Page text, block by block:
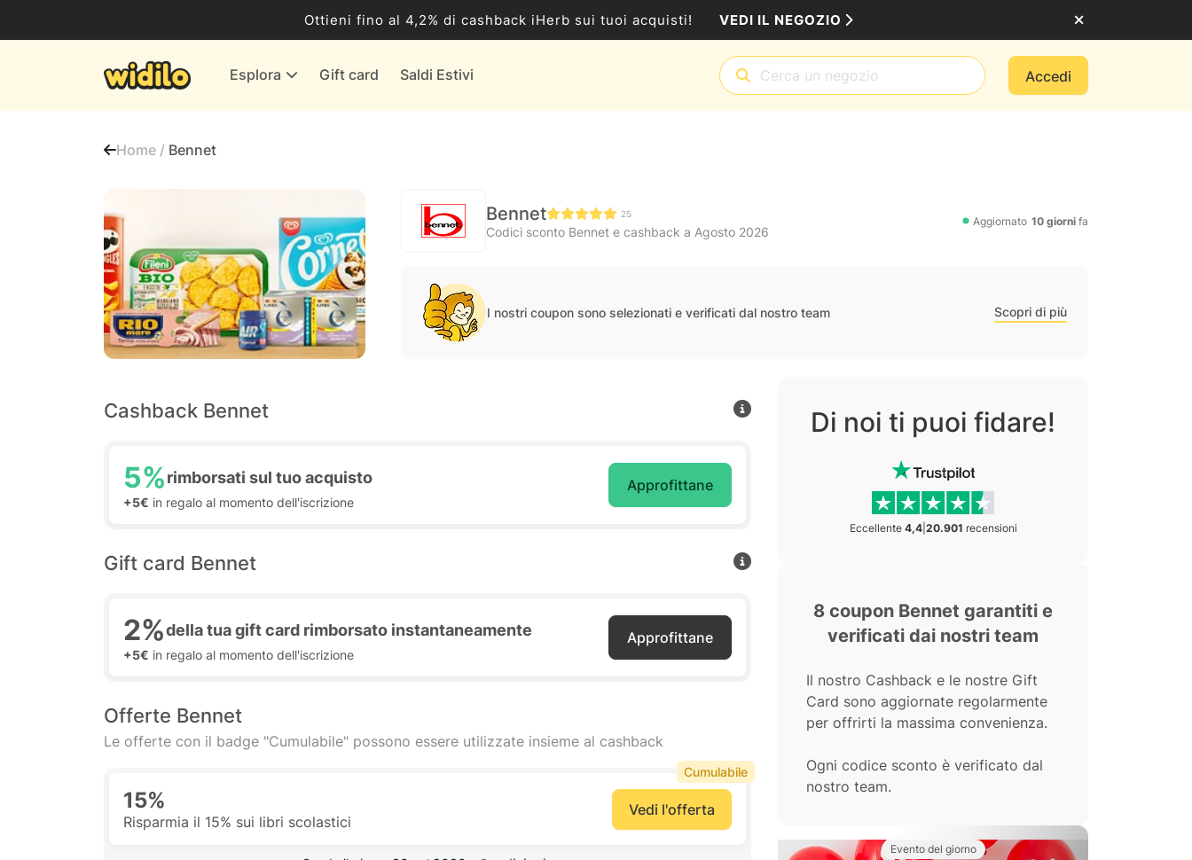
Ottieni fino al 4,2% di cashback iHerb sui tuoi acquisti! VEDI IL NEGOZIO
Esplora Gift card Saldi Estivi Accedi
Banche & Assicurazioni
Home / Bennet
Bennet 25
Codici sconto Bennet e cashback a Agosto 2026
Aggiornato 10 giorni fa
I nostri coupon sono selezionati e verificati dal nostro team Scopri di più
Cashback Bennet
5%rimborsati sul tuo acquisto
+5€ in regalo al momento dell'iscrizione
Approfittane
Gift card Bennet
2%della tua gift card rimborsato instantaneamente
+5€ in regalo al momento dell'iscrizione
Approfittane
Offerte Bennet
Le offerte con il badge "Cumulabile" possono essere utilizzate insieme al cashback
15%
Risparmia il 15% sui libri scolastici
Vedi l'offerta
Cumulabile
Di noi ti puoi fidare!
Eccellente 4,4| 20.901 recensioni
8 coupon Bennet garantiti e
verificati dai nostri team
Il nostro Cashback e le nostre Gift
Card sono aggiornate regolarmente
per offrirti la massima convenienza.
Ogni codice sconto è verificato dal
nostro team.
Evento del giorno